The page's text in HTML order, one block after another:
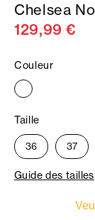
Chelsea
129,99 €
Couleur
Taille
36 37
Guide des tailles